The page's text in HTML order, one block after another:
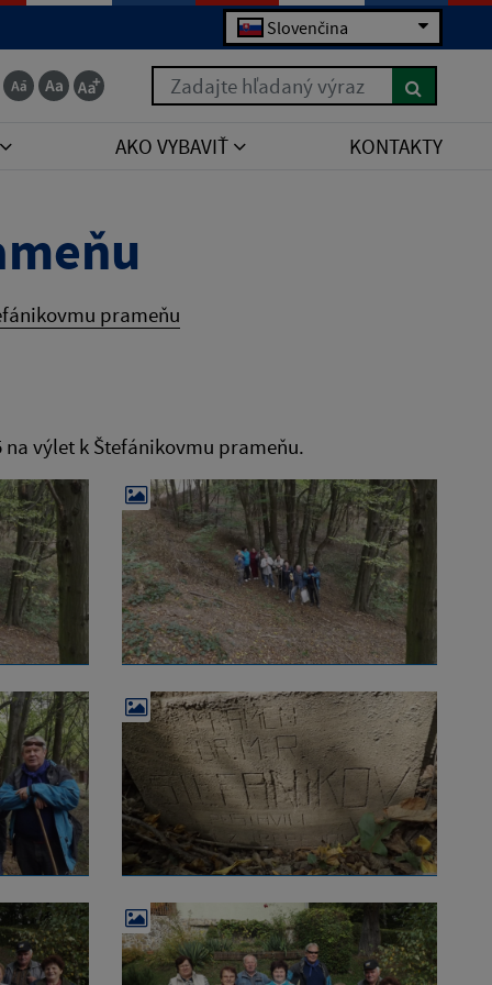
Slovenčina
Zadajte hľadaný výraz
AKO VYBAVIŤ KONTAKTY
prameňu
na výlet k Štefánikovmu prameňu.